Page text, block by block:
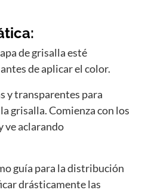
de grisalla esté
de aplicar el color.
y transparentes para
grisalla. Comienza con los
ve aclarando
guía para la distribución
drásticamente las